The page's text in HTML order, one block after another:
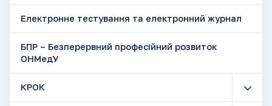
Електронне тестування та електронний журнал
БПР – Безперервний професійний розвиток
ОНМедУ
КРОК